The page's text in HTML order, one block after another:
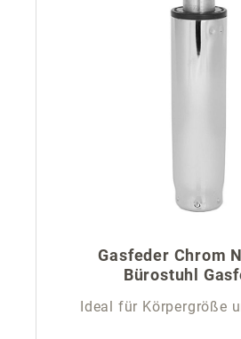
Gasfeder Chrom
Bürostuhl
Ideal für Körpergröße